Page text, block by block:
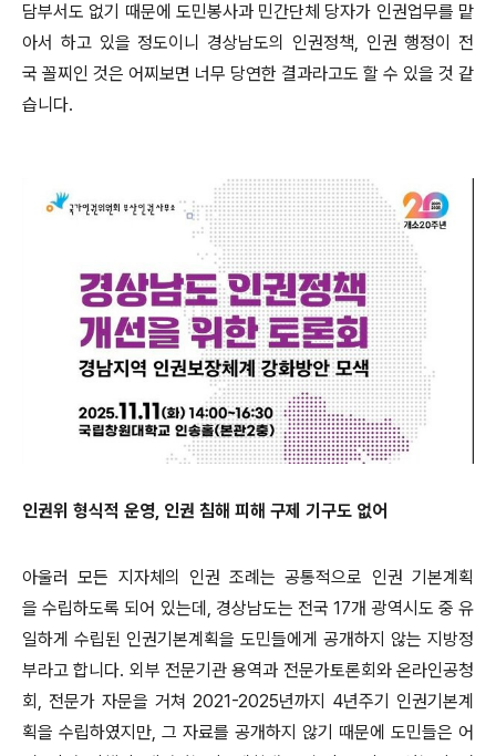
담부서도 없기 때문에 도민봉사과 민간단체 당자가 인권업무를 맡
아서 하고 있을 정도이니 경상남도의 인권정책, 인권 행정이 전
국 꼴찌인 것은 어찌보면 너무 당연한 결과라고도 할 수 있을 것 같
습니다.
인권위 형식적 운영, 인권 침해 피해 구제 기구도 없어
아울러 모든 지자체의 인권 조례는 공통적으로 인권 기본계획
을 수립하도록 되어 있는데, 경상남도는 전국 17개 광역시도 중 유
일하게 수립된 인권기본계획을 도민들에게 공개하지 않는 지방정
부라고 합니다. 외부 전문기관 용역과 전문가토론회와 온라인공청
회, 전문가 자문을 거쳐 2021-2025년까지 4년주기 인권기본계
획을 수립하였지만, 그 자료를 공개하지 않기 때문에 도민들은 어